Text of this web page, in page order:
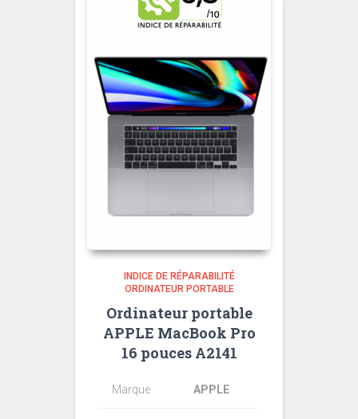
INDICE DE RÉPARABILITÉ
ORDINATEUR PORTABLE
Ordinateur portable
APPLE MacBook Pro
16 pouces A2141
Marque APPLE